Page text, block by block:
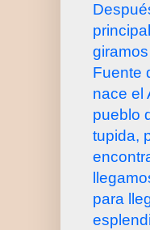
Fuente
nace el
pueblo
tupida,
para